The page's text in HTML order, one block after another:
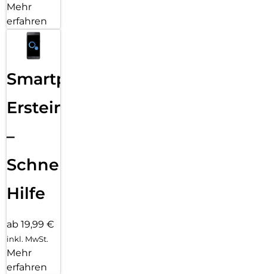
Mehr
erfahren
Smartphone
Ersteinrichtung
–
Schnelle
Hilfe
ab 19,99 €
inkl. MwSt.
Mehr
erfahren